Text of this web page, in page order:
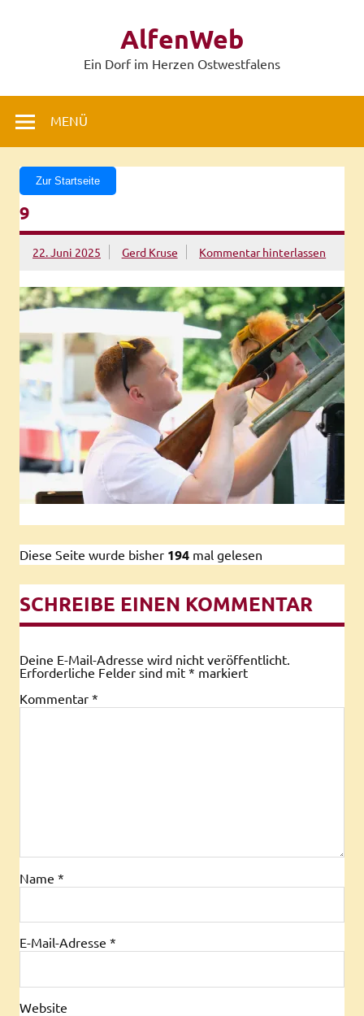
AlfenWeb
Ein Dorf im Herzen Ostwestfalens
MENÜ
Zur Startseite
9
22. Juni 2025 Gerd Kruse Kommentar hinterlassen
Diese Seite wurde bisher 194 mal gelesen
SCHREIBE EINEN KOMMENTAR
Deine E-Mail-Adresse wird nicht veröffentlicht.
Erforderliche Felder sind mit * markiert
Kommentar *
Name *
E-Mail-Adresse *
Website